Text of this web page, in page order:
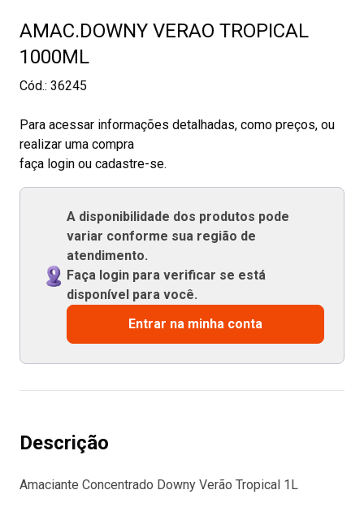
AMAC.DOWNY VERAO TROPICAL
1000ML
Cód.: 36245
Para acessar informações detalhadas, como preços, ou
realizar uma compra
faça login ou cadastre-se.
A disponibilidade dos produtos pode
variar conforme sua região de
atendimento.
Faça login para verificar se está
disponível para você.
Entrar na minha conta
Descrição
Amaciante Concentrado Downy Verão Tropical 1L